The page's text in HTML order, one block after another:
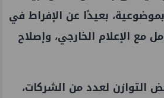
بعيدًا عن الإفراط في
مع الإعلام الخارجي، وإصلاح
التوازن لعدد من الشركات،